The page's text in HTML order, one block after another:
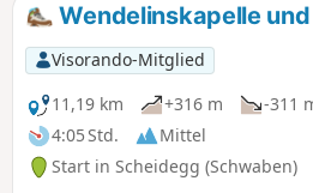
Wendelinskapelle
Visorando-Mitglied
11,19 km
+316 m
-311
4:05 Std.
Mittel
Start in Scheidegg (Schwaben)